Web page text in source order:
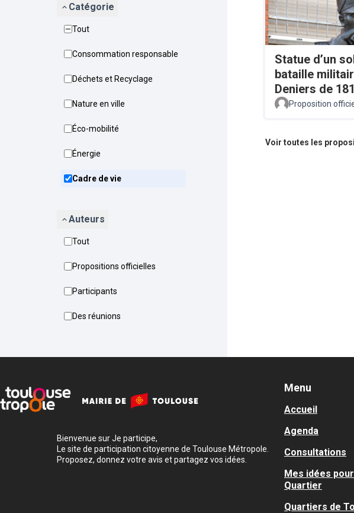
Catégorie
Tout
Consommation responsable
Déchets et Recyclage
Nature en ville
Éco-mobilité
Énergie
Cadre de vie
Auteurs
Tout
Propositions officielles
Participants
Des réunions
Statue d’un
bataille
Deniers de
Proposition
Voir toutes les
Bienvenue sur Je participe,
Le site de participation citoyenne de Toulouse Métropole.
Proposez, donnez votre avis et partagez vos idées.
Menu
Accueil
Agenda
Consultations
Mes idées
Quartier
Quartiers de